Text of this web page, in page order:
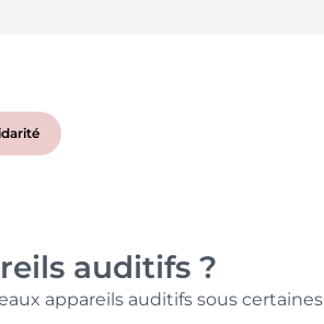
auditifs ?
appareils auditifs sous certaines